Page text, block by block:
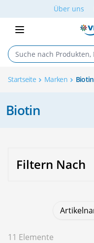
Skip to ContentÜber uns
Startseite Marken Biotin
Biotin
Filtern Nach
11 Elemente